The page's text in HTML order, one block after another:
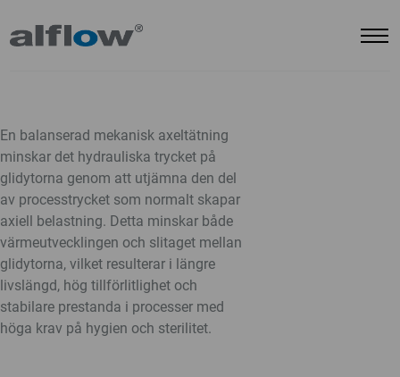
En balanserad mekanisk axeltätning
minskar det hydrauliska trycket på
glidytorna genom att utjämna den del
av processtrycket som normalt skapar
axiell belastning. Detta minskar både
värmeutvecklingen och slitaget mellan
glidytorna, vilket resulterar i längre
livslängd, hög tillförlitlighet och
stabilare prestanda i processer med
höga krav på hygien och sterilitet.